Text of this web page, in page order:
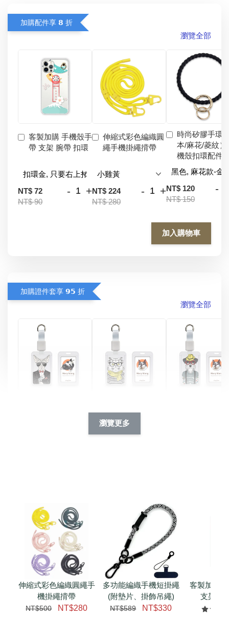
加購配件享 𝟴 折
瀏覽全部
客製加購 手機殼手
帶 支架 腕帶 扣環
NT$ 72
NT$ 90
- +
伸縮式彩色編織圓
繩手機掛繩揹帶
NT$ 224
NT$ 280
- +
時尚矽膠手環
本/麻花/菱紋）
機殼扣環配件
NT$ 120
NT$ 150
-
加入購物車
加購證件套享 𝟵𝟱 折
瀏覽全部
件套(附伸縮卡扣)
CSAA05
加入購物車
瀏覽更多
瀏覽更多
伸縮式彩色編織圓繩手
機掛繩揹帶
NT$500 NT$280
多功能編織手機短掛繩
(附墊片、掛飾吊繩)
NT$589 NT$330
客製加購
支架 腕